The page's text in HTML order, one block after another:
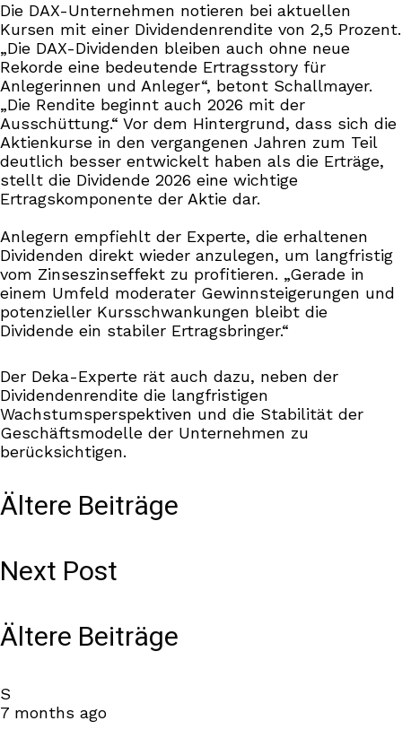
Die DAX-Unternehmen notieren bei aktuellen
Kursen mit einer Dividendenrendite von 2,5 Prozent.
„Die DAX-Dividenden bleiben auch ohne neue
Rekorde eine bedeutende Ertragsstory für
Anlegerinnen und Anleger“, betont Schallmayer.
„Die Rendite beginnt auch 2026 mit der
Ausschüttung.“ Vor dem Hintergrund, dass sich die
Aktienkurse in den vergangenen Jahren zum Teil
deutlich besser entwickelt haben als die Erträge,
stellt die Dividende 2026 eine wichtige
Ertragskomponente der Aktie dar.
Anlegern empfiehlt der Experte, die erhaltenen
Dividenden direkt wieder anzulegen, um langfristig
vom Zinseszinseffekt zu profitieren. „Gerade in
einem Umfeld moderater Gewinnsteigerungen und
potenzieller Kursschwankungen bleibt die
Dividende ein stabiler Ertragsbringer.“
Der Deka-Experte rät auch dazu, neben der
Dividendenrendite die langfristigen
Wachstumsperspektiven und die Stabilität der
Geschäftsmodelle der Unternehmen zu
berücksichtigen.
Ältere Beiträge
Next Post
Ältere Beiträge
S
7 months ago